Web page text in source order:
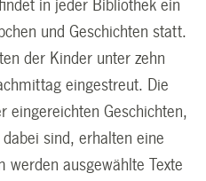
in jeder Bibliothek ein
und Geschichten statt.
der Kinder unter zehn
eingestreut. Die
eingereichten Geschichten,
sind, erhalten eine
werden ausgewählte Texte